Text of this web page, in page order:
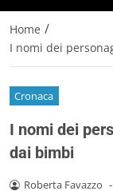
Home /
I nomi dei
Cronaca
I nomi dei
dai bimbi
Roberta Favazzo -